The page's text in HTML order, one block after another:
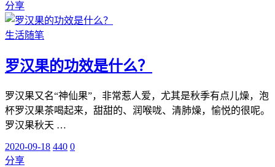
分享
生活随笔
罗汉果的功效是什么？
罗汉果又名“神仙果”，非常惹人爱，尤其是秋季有点儿燥，泡
杯罗汉果茶喝起来，甜甜的、润喉咙、清肺燥，愉悦的很呢。
罗汉果秋天 …
2020-09-18 440 0
分享